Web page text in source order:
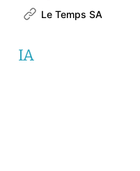
Le Temps SA
IA